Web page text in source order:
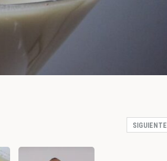
SIGUIENTE